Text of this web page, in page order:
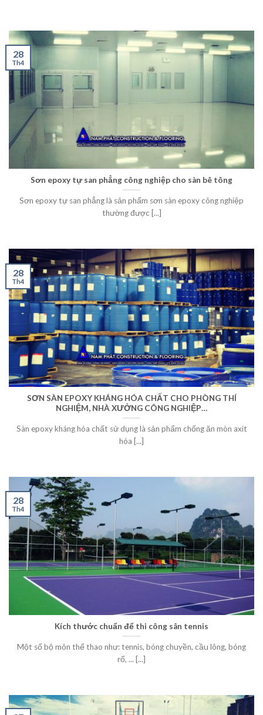
Sơn epoxy tự san phẳng công nghiệp cho sàn bê tông
Sơn epoxy tự san phẳng là sản phẩm sơn sàn epoxy công nghiệp
thường được [...]
28
Th4
SƠN SÀN EPOXY KHÁNG HÓA CHẤT CHO PHÒNG THÍ
NGHIỆM, NHÀ XƯỞNG CÔNG NGHIỆP…
Sàn epoxy kháng hóa chất sử dụng là sản phẩm chống ăn mòn axit
hóa [...]
28
Th4
Kích thước chuẩn để thi công sân tennis
Một số bộ môn thể thao như: tennis, bóng chuyền, cầu lông, bóng
rổ, ... [...]
28
Th4